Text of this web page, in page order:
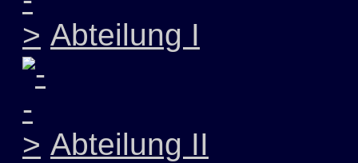
Abteilung I
Abteilung II